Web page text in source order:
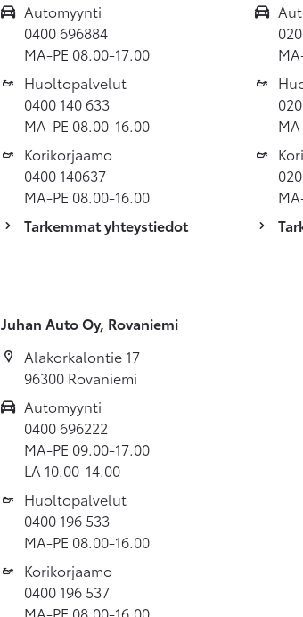
Automyynti
0400 696884
MA-PE 08.00-17.00
Huoltopalvelut
0400 140 633
MA-PE 08.00-16.00
Korikorjaamo
0400 140637
MA-PE 08.00-16.00
Tarkemmat yhteystiedot
Juhan Auto Oy, Rovaniemi
Alakorkalontie 17
96300 Rovaniemi
Automyynti
0400 696222
MA-PE 09.00-17.00
LA 10.00-14.00
Huoltopalvelut
0400 196 533
MA-PE 08.00-16.00
Korikorjaamo
0400 196 537